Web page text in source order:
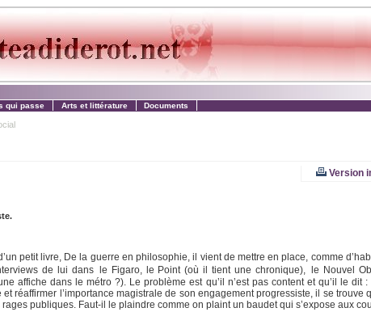
qui passe Arts et littérature Documents
Version
petit livre, De la guerre en philosophie, il vient de mettre en place, comme
de lui dans le Figaro, le Point (où il tient une chronique), le Nouvel
affiche dans le métro ?). Le problème est qu’il n’est pas content et qu’il le dit :
réaffirmer l’importance magistrale de son engagement progressiste, il se trouve
publiques. Faut-il le plaindre comme on plaint un baudet qui s’expose aux